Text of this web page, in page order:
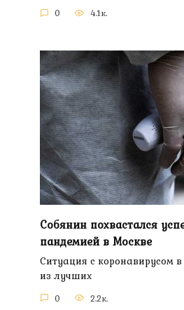
0 4.1к.
Собянин похвастался
пандемией в Москве
Ситуация с коронавирусом
из лучших
0 2.2к.